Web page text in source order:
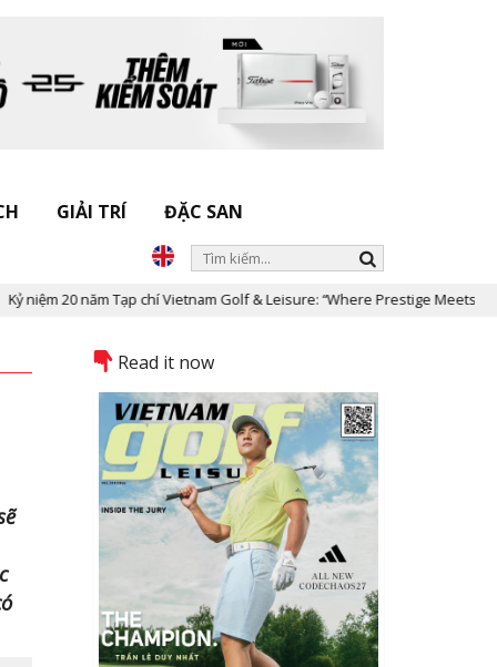
GIẢI TRÍ ĐẶC SAN
chí Vietnam Golf & Leisure: “Where Prestige Meets Legacy”
Read it now